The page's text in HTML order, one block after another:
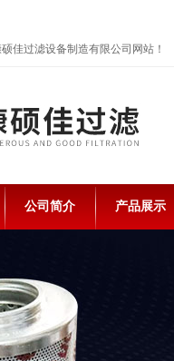
佳过滤设备制造有限公司网站！
公司简介 产品展示